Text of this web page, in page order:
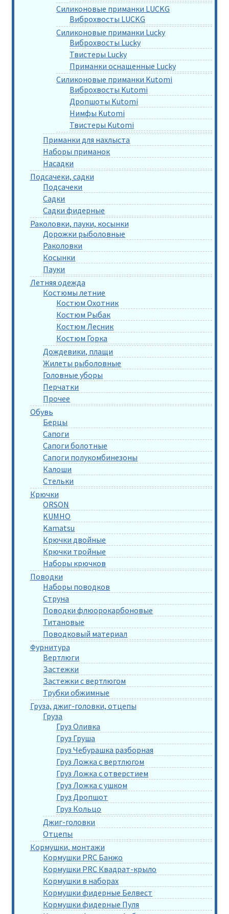
Силиконовые приманки LUCKG
Виброхвосты LUCKG
Силиконовые приманки Lucky
Виброхвосты Lucky
Твистеры Lucky
Приманки оснащенные Lucky
Силиконовые приманки Kutomi
Виброхвосты Kutomi
Дропшоты Kutomi
Нимфы Kutomi
Твистеры Kutomi
Приманки для нахлыста
Наборы приманок
Насадки
Подсачеки, садки
Подсачеки
Садки
Садки фидерные
Раколовки, пауки, косынки
Дорожки рыболовные
Раколовки
Косынки
Пауки
Летняя одежда
Костюмы летние
Костюм Охотник
Костюм Рыбак
Костюм Лесник
Костюм Горка
Дождевики, плащи
Жилеты рыболовные
Головные уборы
Перчатки
Прочее
Обувь
Берцы
Сапоги
Сапоги болотные
Сапоги полукомбинезоны
Калоши
Стельки
Крючки
ORSON
KUMHO
Kamatsu
Крючки двойные
Крючки тройные
Наборы крючков
Поводки
Наборы поводков
Струна
Поводки флюорокарбоновые
Титановые
Поводковый материал
Фурнитура
Вертлюги
Застежки
Застежки с вертлюгом
Трубки обжимные
Груза, джиг-головки, отцепы
Груза
Груз Оливка
Груз Груша
Груз Чебурашка разборная
Груз Ложка с вертлюгом
Груз Ложка с отверстием
Груз Ложка с ушком
Груз Дропшот
Груз Кольцо
Джиг-головки
Отцепы
Кормушки, монтажи
Кормушки PRC Банжо
Кормушки PRC Квадрат-крыло
Кормушки в наборах
Кормушки фидерные Белвест
Кормушки фидерные Пуля